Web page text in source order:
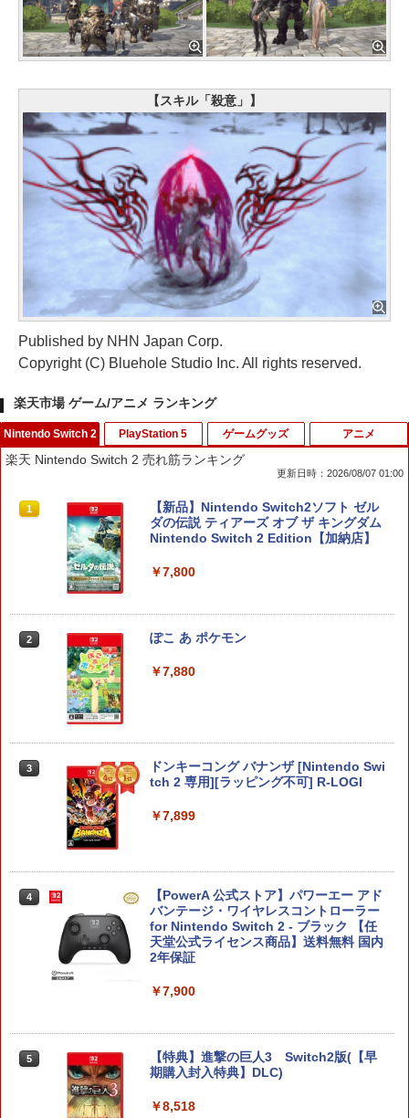
【スキル「殺意」】
Published by NHN Japan Corp.
Copyright (C) Bluehole Studio Inc. All rights reserved.
楽天市場 ゲーム/アニメ ランキング
Nintendo Switch 2
楽天 Nintendo Switch 2 売れ筋ランキング
更新日時：2026/08/07 01:00
1
【新品】Nintendo Switch2ソフト ゼル
ダの伝説 ティアーズ オブ ザ キングダム
Nintendo Switch 2 Edition【加納店】
￥7,800
2 ぽこ あ ポケモン
￥7,880
3
ドンキーコング バナンザ [Nintendo Swi
tch 2 専用][ラッピング不可] R-LOGI
￥7,899
4
【PowerA 公式ストア】パワーエー アド
バンテージ・ワイヤレスコントローラー
for Nintendo Switch 2 - ブラック 【任
天堂公式ライセンス商品】送料無料 国内
2年保証
￥7,900
5
【特典】進撃の巨人3 Switch2版(【早
期購入封入特典】DLC)
￥8,518
PlayStation 5 ゲームグッズ アニメ